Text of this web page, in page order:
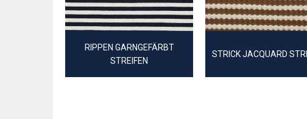
RIPPEN GARNGEFÄRBT
STREIFEN
STRICK JACQUARD